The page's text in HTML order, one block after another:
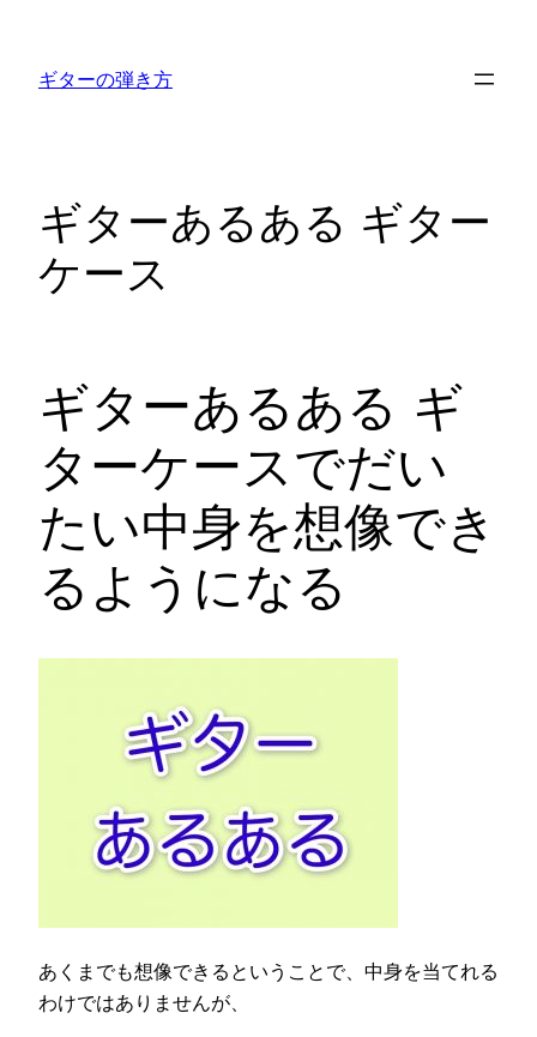
ギターの弾き方
ギターあるある ギター
ケース
ギターあるある ギ
ターケースでだい
たい中身を想像でき
るようになる
あくまでも想像できるということで、中身を当てれる
わけではありませんが、